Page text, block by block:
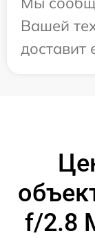
Вашей
доставит
f/2.8